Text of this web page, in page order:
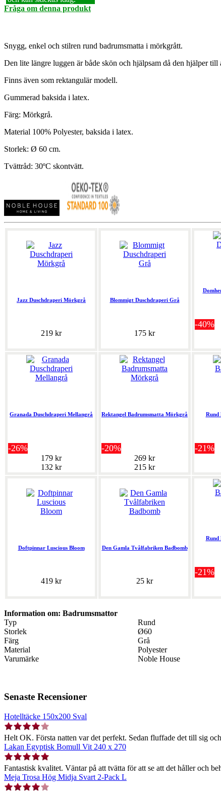
Fråga om denna produkt
Snygg, enkel och stilren rund badrumsmatta i mörkgrått.
Den lite längre luggen är både skön och hjälpsam då den hjälper
Finns även som rektangulär modell.
Gummerad baksida i latex.
Färg: Mörkgrå.
Material 100% Polyester, baksida i latex.
Storlek: Ø 60 cm.
Tvättråd: 30ºC skontvätt.
Jazz Duschdraperi Mörkgrå
219 kr
Blommigt Duschdraperi Grå
175 kr
-40%
Granada Duschdraperi Mellangrå
-26%
179 kr
132 kr
Rektangel Badrumsmatta Mörkgrå
-20%
269 kr
215 kr
Rund
-21%
Doftpinnar Luscious Bloom
419 kr
Den Gamla Tvålfabriken Badbomb
25 kr
Rund
-21%
Information om: Badrumsmattor
Typ
Rund
Storlek
Ø60
Färg
Grå
Material
Polyester
Varumärke
Noble House
Senaste Recensioner
Hotelltäcke 150x200 Sval
Helt OK. Första natten var det perfekt. Sedan fluffade det till sig
Lakan Egyptisk Bomull Vit 240 x 270
Fantastisk kvalitet. Väntar på att tvätta för att se att det håller och
Meja Trosa Hög Midja Svart 2-Pack L